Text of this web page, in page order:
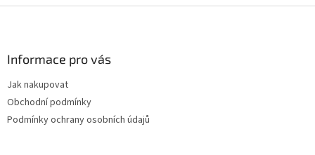
Informace pro vás
Jak nakupovat
Obchodní podmínky
Podmínky ochrany osobních údajů